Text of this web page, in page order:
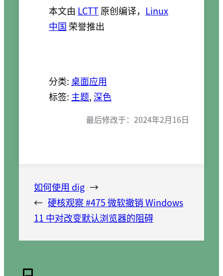
本文由 LCTT原创编译， Linux
中国 荣誉推出
分类: 桌面应用
标签: 主题, 深色
最后修改于： 2024年2月16日
如何使用 dig →
← 硬核观察 #475 微软撤销 Windows
11 中对改变默认浏览器的阻碍